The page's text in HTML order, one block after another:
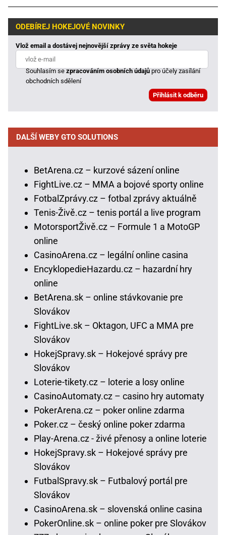
ODEBÍREJ HOKEJOVÉ NOVINKY
Vlož email a dostávej nejnovější zprávy ze světa hokeje
Souhlasím sezpracováním osobních údajůpro účely zasílání
obchodních sdělení
DALŠÍ WEBY GTO SOLUTIONS
BetArena.cz – kurzové sázení online
FightLive.cz – MMA a bojové sporty online
FotbalZprávy.cz – fotbal zprávy aktuálně
Tenis-Živě.cz – tenis portál a live program
MotorsportŽivě.cz – Formule 1 a MotoGP
online
CasinoArena.cz – legální online casina
EncyklopedieHazardu.cz – hazardní hry
online
BetArena.sk – online stávkovanie pre
Slovákov
FightLive.sk – Oktagon, UFC a MMA pre
Slovákov
HokejSpravy.sk – Hokejové správy pre
Slovákov
Loterie-tikety.cz – loterie a losy online
CasinoAutomaty.cz – casino hry automaty
PokerArena.cz – poker online zdarma
Poker.cz – český online poker zdarma
Play-Arena.cz - živé přenosy a online loterie
HokejSpravy.sk – Hokejové správy pre
Slovákov
FutbalSpravy.sk – Futbalový portál pre
Slovákov
CasinoArena.sk – slovenská online casina
PokerOnline.sk – online poker pre Slovákov